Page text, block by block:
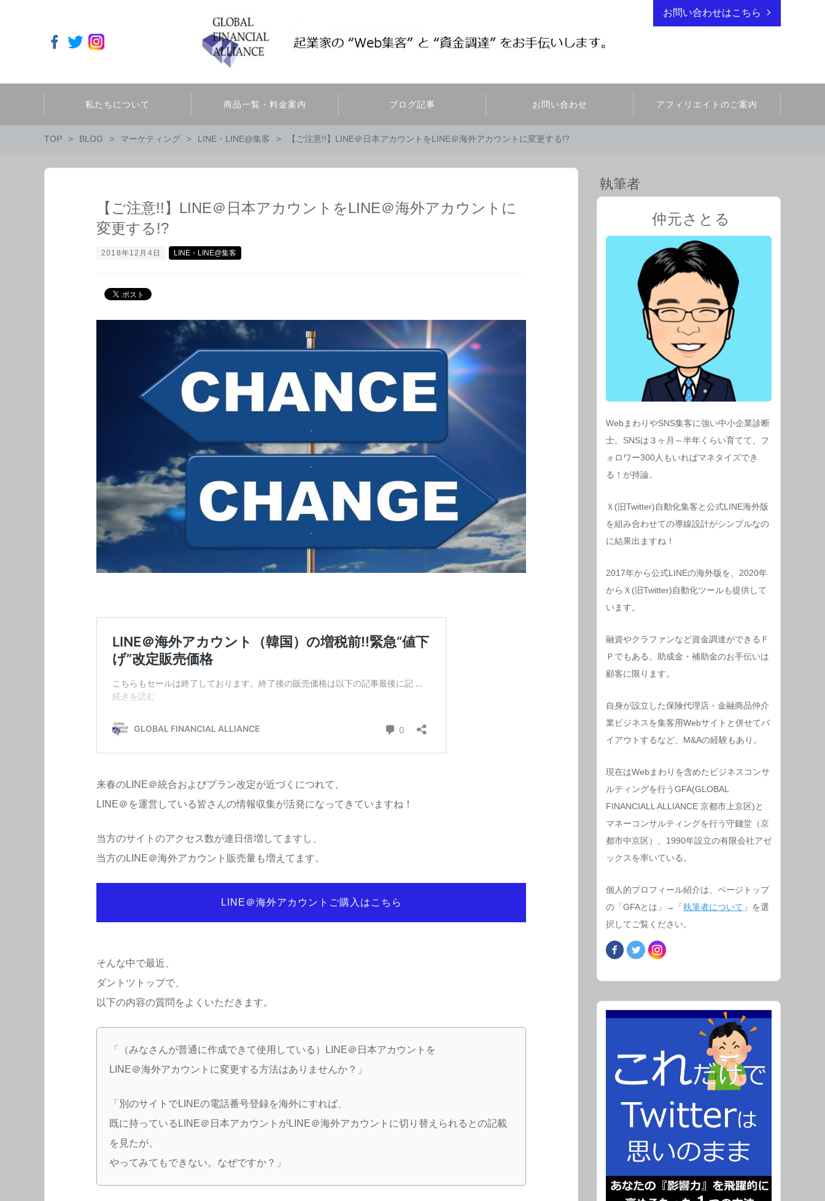
お問い合わせはこちら
私たちについて 商品一覧・料金案内 ブログ記事 お問い合わせ アフィリエイトのご案内
TOP BLOG マーケティング LINE・LINE@集客 【ご注意!!】LINE＠日本アカウントをLINE＠海外アカウントに変更する!?
【ご注意!!】LINE＠日本アカウントをLINE＠海外アカウントに
変更する!?
2018年12月4日 LINE・LINE@集客
来春のLINE＠統合およびプラン改定が近づくにつれて、
LINE＠を運営している皆さんの情報収集が活発になってきていますね！
当方のサイトのアクセス数が連日倍増してますし、
当方のLINE＠海外アカウント販売量も増えてます。
LINE＠海外アカウントご購入はこちら
そんな中で最近、
ダントツトップで、
以下の内容の質問をよくいただきます。
「（みなさんが普通に作成できて使用している）LINE＠日本アカウントを
LINE＠海外アカウントに変更する方法はありませんか？」
「別のサイトでLINEの電話番号登録を海外にすれば、
既に持っているLINE＠日本アカウントがLINE＠海外アカウントに切り替えられるとの記載
を見たが、
やってみてもできない。なぜですか？」
執筆者
仲元さとる
WebまわりやSNS集客に強い中小企業診断
士。SNSは３ヶ月～半年くらい育てて、フ
ォロワー300人もいればマネタイズでき
る！が持論。
Ｘ(旧Twitter)自動化集客と公式LINE海外版
を組み合わせての導線設計がシンプルなの
に結果出ますね！
2017年から公式LINEの海外版を、2020年
からＸ(旧Twitter)自動化ツールも提供して
います。
融資やクラファンなど資金調達ができるＦ
Ｐでもある。助成金・補助金のお手伝いは
顧客に限ります。
自身が設立した保険代理店・金融商品仲介
業ビジネスを集客用Webサイトと併せてバ
イアウトするなど、M&Aの経験もあり。
現在はWebまわりを含めたビジネスコンサ
ルティングを行うGFA(GLOBAL
FINANCIALL ALLIANCE 京都市上京区)と
マネーコンサルティングを行う守錢堂（京
都市中京区）、1990年設立の有限会社アゼ
ックスを率いている。
個人的プロフィール紹介は、ページトップ
の「GFAとは」→「 執筆者について 」を選
択してご覧ください。